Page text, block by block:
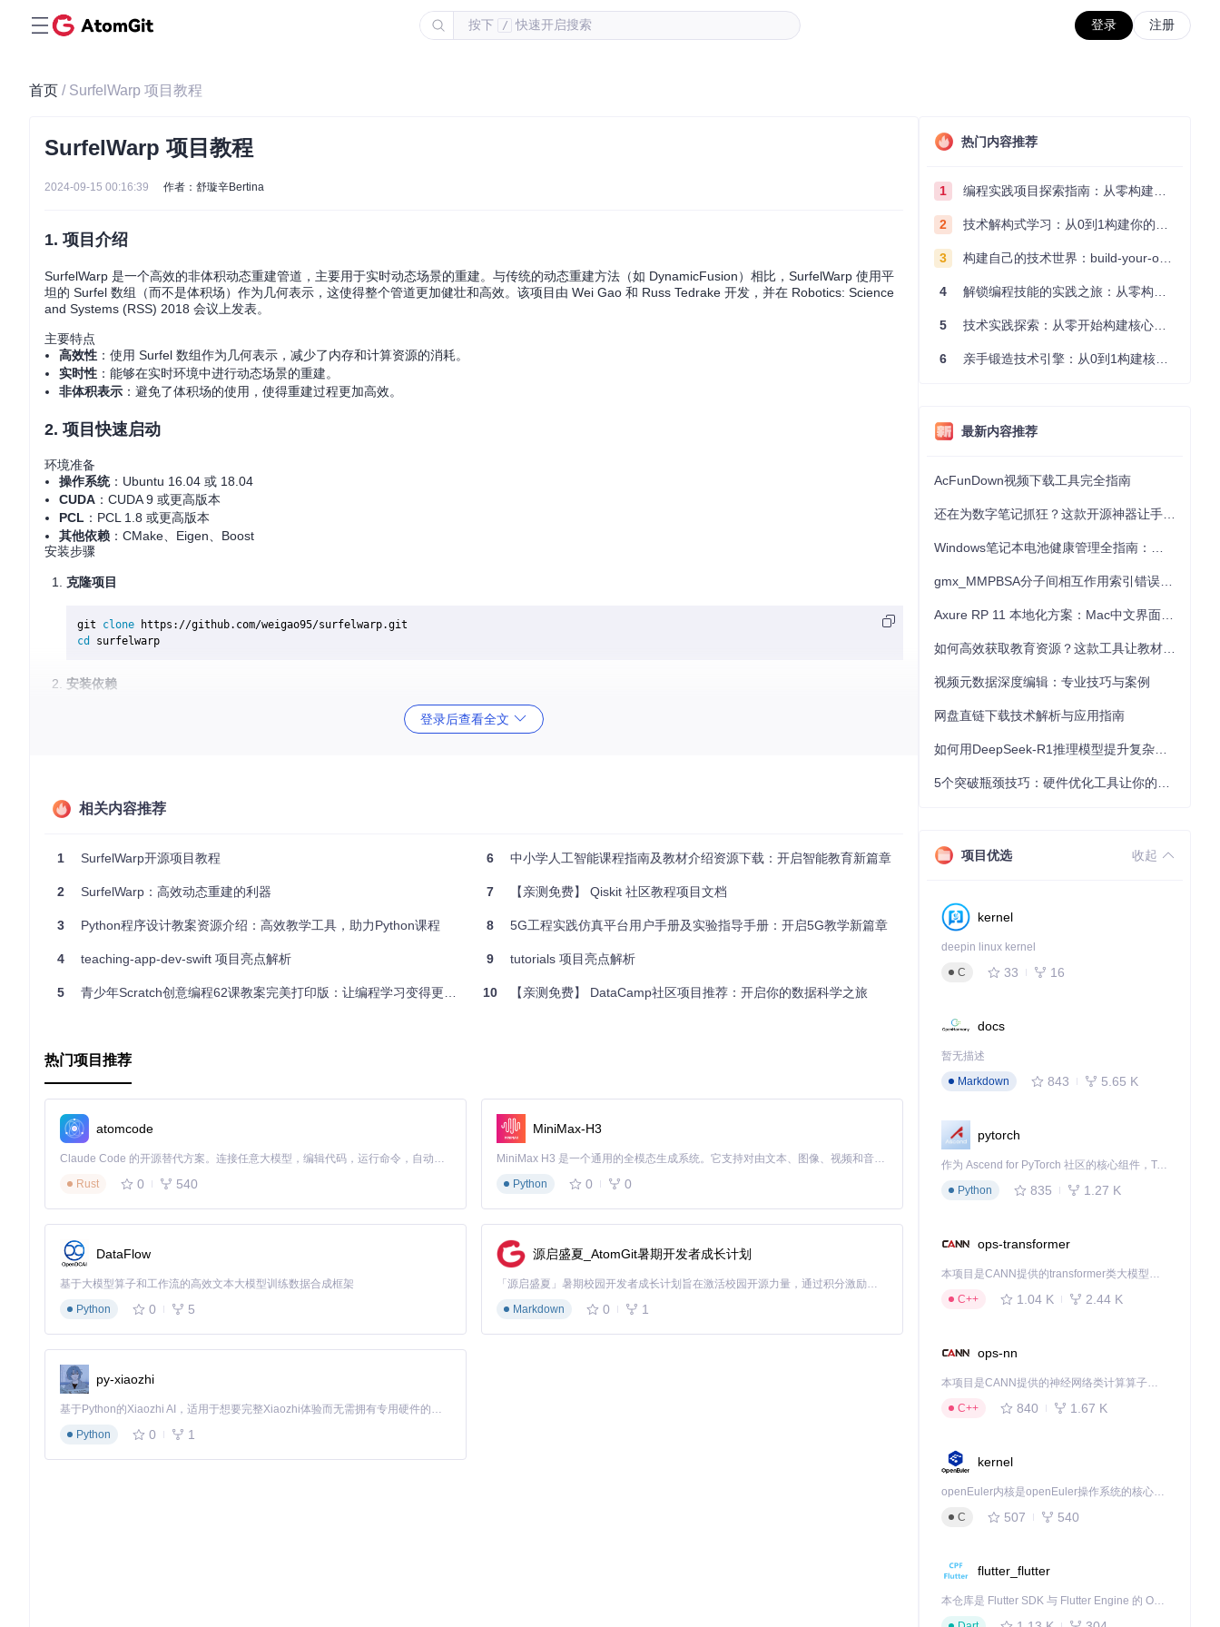
按下 / 快速开启搜索 登录 注册
首页 / SurfelWarp 项目教程
SurfelWarp 项目教程
2024-09-15 00:16:39 作者：舒璇辛Bertina
1. 项目介绍
SurfelWarp 是一个高效的非体积动态重建管道，主要用于实时动态场景的重建。与传统的动态重建方法（如 DynamicFusion）相比，SurfelWarp 使用平
坦的 Surfel 数组（而不是体积场）作为几何表示，这使得整个管道更加健壮和高效。该项目由 Wei Gao 和 Russ Tedrake 开发，并在 Robotics: Science
and Systems (RSS) 2018 会议上发表。
主要特点
高效性 ：使用 Surfel 数组作为几何表示，减少了内存和计算资源的消耗。
实时性 ：能够在实时环境中进行动态场景的重建。
非体积表示 ：避免了体积场的使用，使得重建过程更加高效。
2. 项目快速启动
环境准备
操作系统：Ubuntu 16.04 或 18.04
CUDA ：CUDA 9 或更高版本
PCL ：PCL 1.8 或更高版本
其他依赖 ：CMake、Eigen、Boost
安装步骤
克隆项目
git clone
cd
安装依赖
cmake ..
运行示例
配置文件示例
}
3. 应用案例和最佳实践
应用案例
机器人导航：在机器人导航中，实时重建环境可以帮助机器人更好地理解周围环境，从而进行更有效的路径规划。
增强现实
：在增强现实应用中，动态重建可以实时更新虚拟对象的位置和形状，提供更加沉浸式的体验。
参数调优：根据具体的应用场景，调整配置文件中的参数，以获得最佳的重建效果。
性能优化
：在资源有限的情况下，可以通过减少输入数据的分辨率或调整重建的精度来优化性能。
4. 典型生态项目
Pangolin 是一个轻量级的、跨平台的 OpenGL 显示库，广泛用于计算机视觉和机器人领域的可视化任务。SurfelWarp 项目中使用了 Pangolin 进行结果的
可视化。
Cilantro
登录后查看全文
相关内容推荐
1 SurfelWarp开源项目教程
2 SurfelWarp：高效动态重建的利器
3 Python程序设计教案资源介绍：高效教学工具，助力Python课程
4 teaching-app-dev-swift 项目亮点解析
5 青少年Scratch创意编程62课教案完美打印版：让编程学习变得更简单
6 中小学人工智能课程指南及教材介绍资源下载：开启智能教育新篇章
7 【亲测免费】 Qiskit 社区教程项目文档
8 5G工程实践仿真平台用户手册及实验指导手册：开启5G教学新篇章
9 tutorials 项目亮点解析
10 【亲测免费】 DataCamp社区项目推荐：开启你的数据科学之旅
热门项目推荐
atomcode
Claude Code 的开源替代方案。连接任意大模型，编辑代码，运行命令，自动验证 — 全自动执行。用 Rust 构建，极致性能。 ｜ An open-source alternative to Claude Code. Connect any LLM, edit code, run commands, and verify changes — autonomously. Built in Rust for speed. Get Started
Rust
0 540
MiniMax-H3
MiniMax H3 是一个通用的全模态生成系统。它支持对由文本、图像、视频和音频组成的多模态上下文进行统一理解，并能生成分辨率高达 2K、时长可达 15 秒的带原生立体声音频的视频。得益于面向任务泛化的系统设计，H3 在预训练阶段就已具备广泛的多模态上下文理解与生成能力，能够出色地执行复杂的多模态指令。
Python
0 0
DataFlow
基于大模型算子和工作流的高效文本大模型训练数据合成框架
Python
0 5
源启盛夏_AtomGit暑期开发者成长计划
「源启盛夏」暑期校园开发者成长计划旨在激活校园开源力量，通过积分激励、认证扶持、资源倾斜等形式，引导高校组织和开发者完成「入驻 — 建项目 — 做贡献 — 获认证 — 得资源」的完整闭环。无论你是想带领社团入驻平台的组织者，还是希望用代码贡献证明自己的开发者，都能在这里找到属于你的成长路径。
Markdown
0 1
py-xiaozhi
基于Python的Xiaozhi AI，适用于想要完整Xiaozhi体验而无需拥有专用硬件的用户。
Python
0 1
热门内容推荐
1 编程实践项目探索指南：从零构建技术能力体系
2 技术解构式学习：从0到1构建你的编程知识体系
3 构建自己的技术世界：build-your-own-x项目的实践探索指南
4 解锁编程技能的实践之旅：从零构建你的技术世界
5 技术实践探索：从零开始构建核心系统的实践指南
6 亲手锻造技术引擎：从0到1构建核心系统的实践指南
最新内容推荐
AcFunDown视频下载工具完全指南
视频元数据深度编辑：专业技巧与案例
网盘直链下载技术解析与应用指南
项目优选 收起
kernel
deepin linux kernel
C
33 16
docs
暂无描述
Markdown
843 5.65 K
pytorch
作为 Ascend for PyTorch 社区的核心组件，TorchNPU 是昇腾专为 PyTorch 打造的深度学习适配插件，使 PyTorch 框架能够直接调用昇腾 NPU，为开发者提供昇腾 AI 处理器的超强算力。
Python
835 1.27 K
ops-transformer
本项目是CANN提供的transformer类大模型算子库，实现网络在NPU上加速计算。
C++
1.04 K 2.44 K
ops-nn
本项目是CANN提供的神经网络类计算算子库，实现网络在NPU上加速计算。
C++
840 1.67 K
kernel
openEuler内核是openEuler操作系统的核心，既是系统性能与稳定性的基石，也是连接处理器、设备与服务的桥梁。
C
507 540
flutter_flutter
本仓库是 Flutter SDK 与 Flutter Engine 的 OpenHarmony 适配版本，由 CPF-Flutter 团队维护。开发者可使用熟悉的 Flutter 技术栈开发 OpenHarmony 应用，3.35.7 及以后的适配版本可基于本仓库源码构建支持 OpenHarmony 的 Flutter Engine。